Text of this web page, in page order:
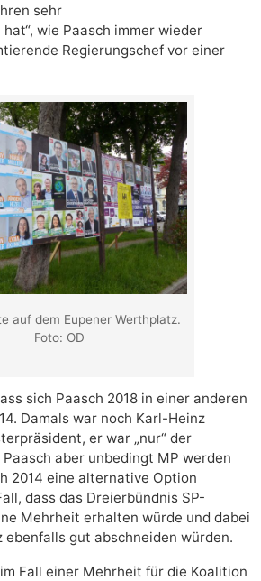
sehr
wie Paasch immer wieder
Regierungschef vor einer
auf dem Eupener Werthplatz.
Foto: OD
sich Paasch 2018 in einer anderen
Damals war noch Karl-Heinz
er war „nur“ der
aber unbedingt MP werden
2014 eine alternative Option
dass das Dreierbündnis SP-
Mehrheit erhalten würde und dabei
ebenfalls gut abschneiden würden.
Fall einer Mehrheit für die Koalition